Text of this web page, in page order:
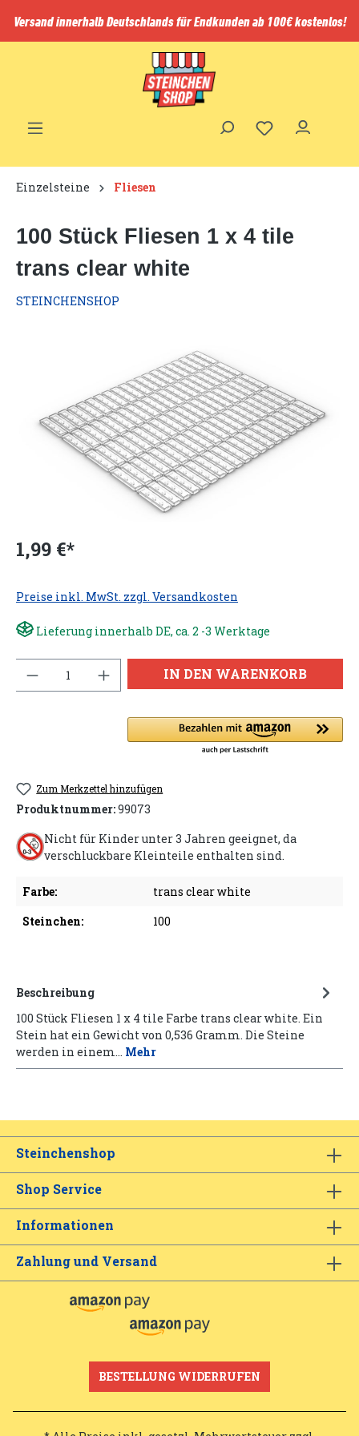
springen
Versand innerhalb Deutschlands für Endkunden ab 100€ kostenlos!
Einzelsteine Fliesen
100 Stück Fliesen 1 x 4 tile
trans clear white
STEINCHENSHOP
1,99 €*
Preise inkl. MwSt. zzgl. Versandkosten
Lieferung innerhalb DE, ca. 2 -3 Werktage
IN DEN WARENKORB
Zum Merkzettel hinzufügen
Produktnummer:99073
Nicht für Kinder unter 3 Jahren geeignet, da
verschluckbare Kleinteile enthalten sind.
Farbe:
trans clear white
Steinchen:
100
Beschreibung
100 Stück Fliesen 1 x 4 tile Farbe trans clear white. Ein
Stein hat ein Gewicht von 0,536 Gramm. Die Steine
werden in einem… Mehr
Steinchenshop
Shop Service
Informationen
Zahlung und Versand
BESTELLUNG WIDERRUFEN